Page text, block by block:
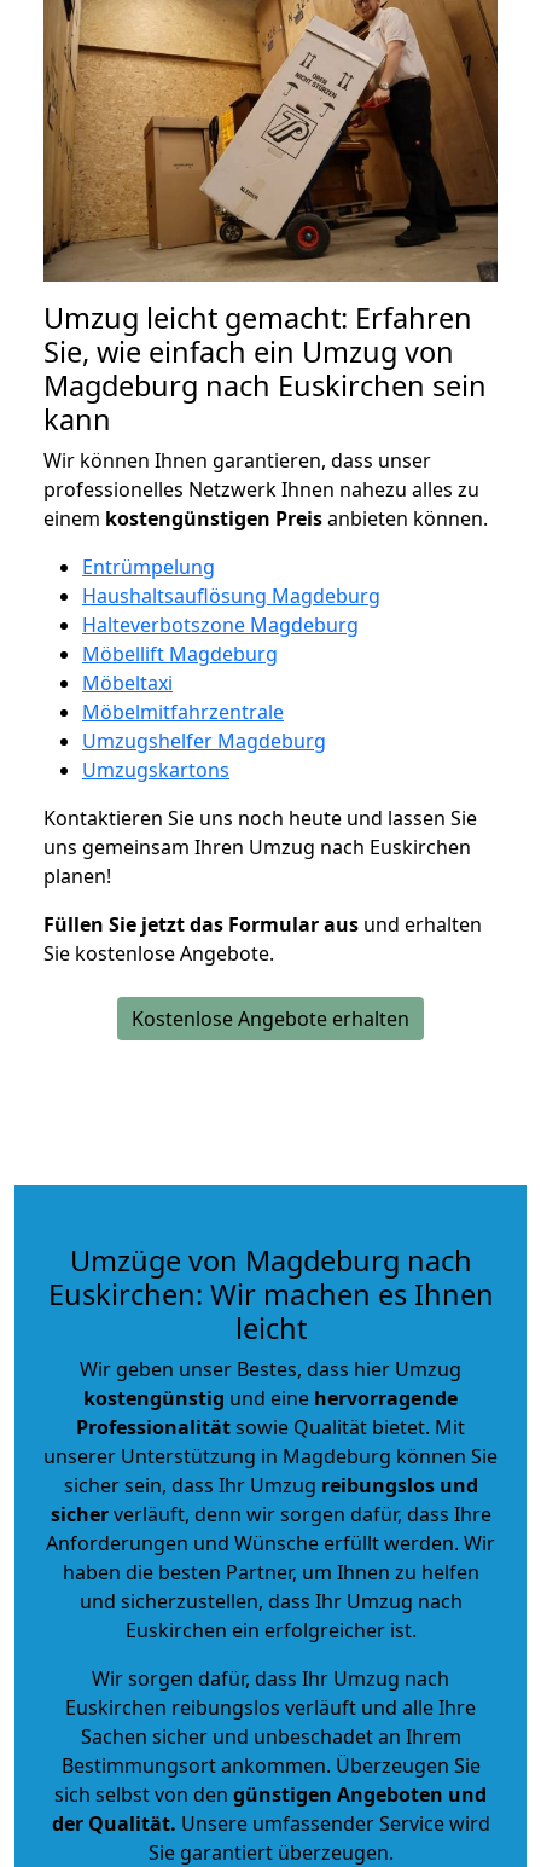
Umzug leicht gemacht: Erfahren
Sie, wie einfach ein Umzug von
Magdeburg nach Euskirchen sein
kann
Wir können Ihnen garantieren, dass unser
professionelles Netzwerk Ihnen nahezu alles zu
einem kostengünstigen Preisanbieten können.
Entrümpelung
Haushaltsauflösung Magdeburg
Halteverbotszone Magdeburg
Möbellift Magdeburg
Möbeltaxi
Möbelmitfahrzentrale
Umzugshelfer Magdeburg
Umzugskartons
Kontaktieren Sie uns noch heute und lassen Sie
uns gemeinsam Ihren Umzug nach Euskirchen
planen!
Füllen Sie jetzt das Formular aus und erhalten
Sie kostenlose Angebote.
Kostenlose Angebote erhalten
Umzüge von Magdeburg nach
Euskirchen: Wir machen es Ihnen
leicht
Wir geben unser Bestes, dass hier Umzug
kostengünstig und eine hervorragende
Professionalitätsowie Qualität bietet. Mit
unserer Unterstützung in Magdeburg können Sie
sicher sein, dass Ihr Umzug reibungslos und
sicherverläuft, denn wir sorgen dafür, dass Ihre
Anforderungen und Wünsche erfüllt werden. Wir
haben die besten Partner, um Ihnen zu helfen
und sicherzustellen, dass Ihr Umzug nach
Euskirchen ein erfolgreicher ist.
Wir sorgen dafür, dass Ihr Umzug nach
Euskirchen reibungslos verläuft und alle Ihre
Sachen sicher und unbeschadet an Ihrem
Bestimmungsort ankommen. Überzeugen Sie
sich selbst von den günstigen Angeboten und
der Qualität. Unsere umfassender Service wird
Sie garantiert überzeugen.